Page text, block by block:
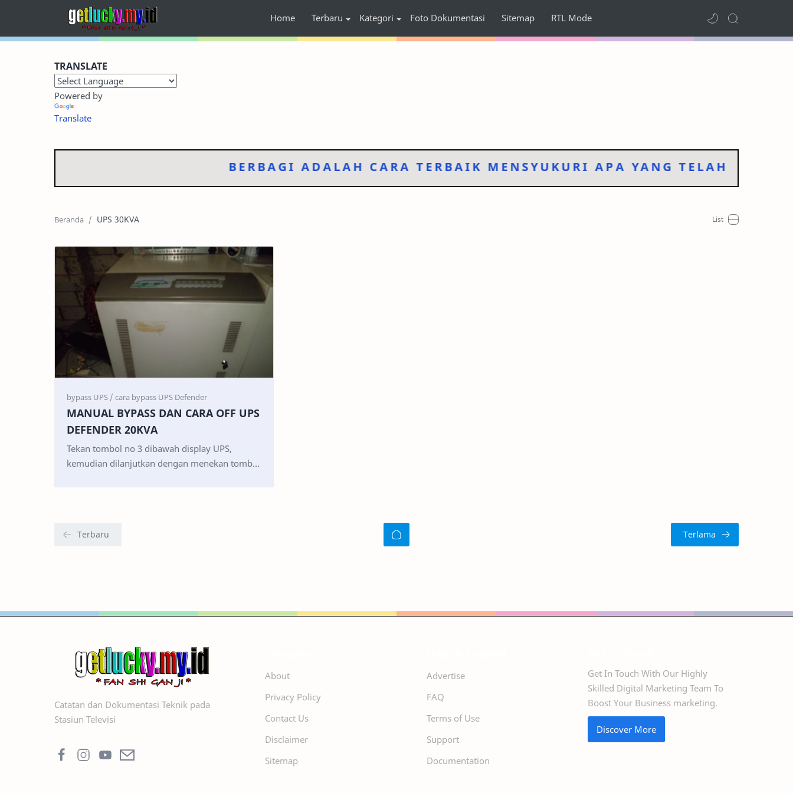
Home Terbaru Kategori Foto Dokumentasi Sitemap RTL Mode
TRANSLATE
Powered by
Translate
BERBAGI ADALAH CARA TERBAIK MENSYUKURI APA YANG TELAH KITA
UPS 30KVA
MANUAL BYPASS DAN CARA OFF UPS
DEFENDER 20KVA
Tekan tombol no 3 dibawah display UPS,
kemudian dilanjutkan dengan menekan tombol
Catatan dan Dokumentasi Teknik pada
Stasiun Televisi
About
Privacy Policy
Contact Us
Disclaimer
Sitemap
Advertise
FAQ
Terms of Use
Support
Documentation
Get In Touch With Our Highly
Skilled Digital Marketing Team To
Boost Your Business marketing.
Discover More